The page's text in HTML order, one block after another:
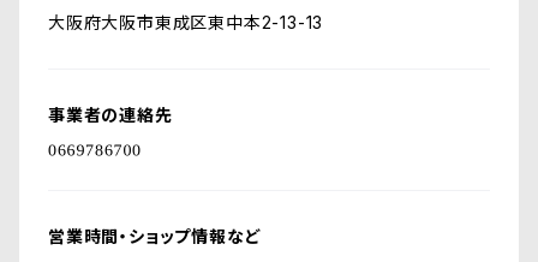
大阪府大阪市東成区東中本2-13-13
事業者の連絡先
営業時間・ショップ情報など